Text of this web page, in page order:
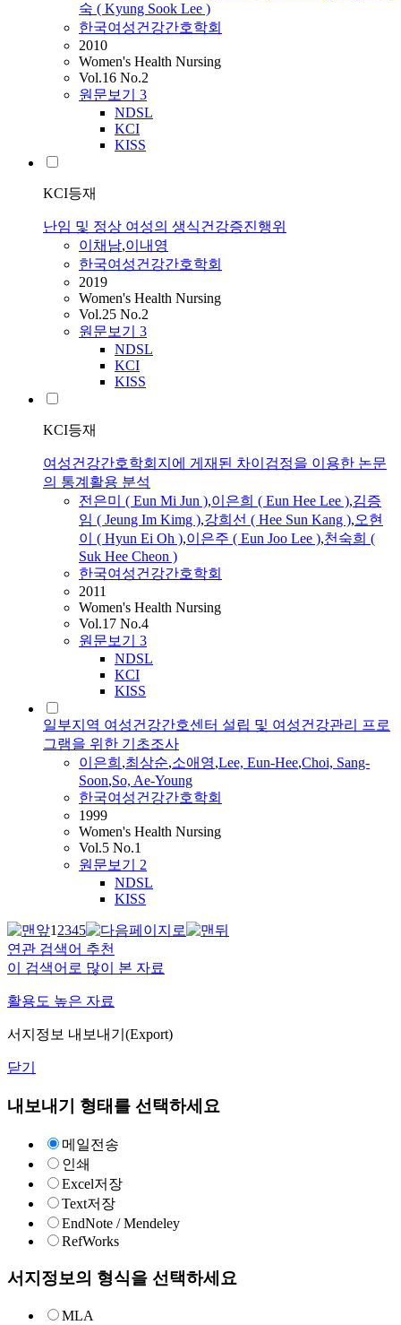
숙 ( Kyung Sook Lee )
한국여성건강간호학회
2010
Women's Health Nursing
Vol.16 No.2
원문보기 3
NDSL
KCI
KISS
KCI등재
난임 및 정상 여성의 생식건강증진행위
이채남,이내영
한국여성건강간호학회
2019
Women's Health Nursing
Vol.25 No.2
원문보기 3
NDSL
KCI
KISS
KCI등재
여성건강간호학회지에 게재된 차이검정을 이용한 논문
의 통계활용 분석
전은미 ( Eun Mi Jun ),이은희 ( Eun Hee Lee ),김증
임 ( Jeung Im Kimg ),강희선 ( Hee Sun Kang ),오현
이 ( Hyun Ei Oh ),이은주 ( Eun Joo Lee ),천숙희 (
Suk Hee Cheon )
한국여성건강간호학회
2011
Women's Health Nursing
Vol.17 No.4
원문보기 3
NDSL
KCI
KISS
일부지역 여성건강간호센터 설립 및 여성건강관리 프로
그램을 위한 기초조사
이은희 ,최상순,소애영,Lee, Eun-Hee,Choi, Sang-
Soon,So, Ae-Young
한국여성건강간호학회
1999
Women's Health Nursing
Vol.5 No.1
원문보기 2
NDSL
KISS
12345
연관 검색어 추천
이 검색어로 많이 본 자료
활용도 높은 자료
서지정보 내보내기(Export)
닫기
내보내기 형태를 선택하세요
메일전송
인쇄
Excel저장
Text저장
EndNote / Mendeley
RefWorks
서지정보의 형식을 선택하세요
MLA